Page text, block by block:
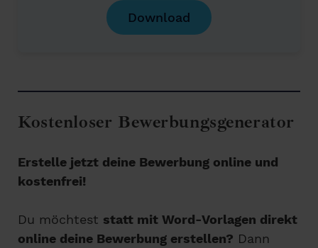
Download
Kostenloser Bewerbungsgenerator
Erstelle jetzt deine Bewerbung online und
kostenfrei!
Du möchtest statt mit Word-Vorlagen direkt
online deine Bewerbung erstellen? Dann